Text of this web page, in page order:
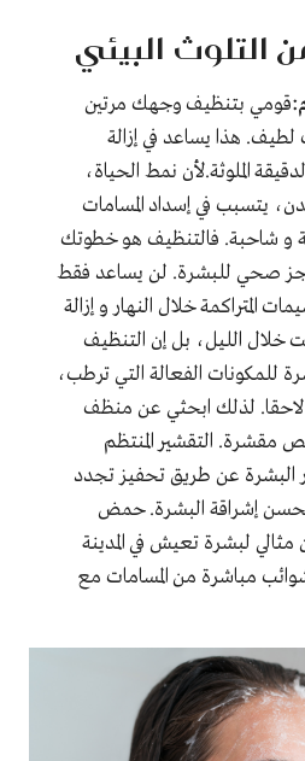
التلوث البيئي
:قومي بتنظيف وجهك مرتين
لطيف. هذا يساعد في إزالة
الملوثة.لأن نمط الحياة،
يتسبب في إسداد المسامات
و شاحبة. فالتنظيف هو خطوتك
صحي للبشرة. لن يساعد فقط
المتراكمة خلال النهار و إزالة
خلال الليل، بل إن التنظيف
للمكونات الفعالة التي ترطب،
. لذلك ابحثي عن منظف
التقشير المنتظم
البشرة عن طريق تحفيز تجدد
يحسن إشراقة البشرة. حمض
لبشرة تعيش في المدينة
مباشرة من المسامات مع